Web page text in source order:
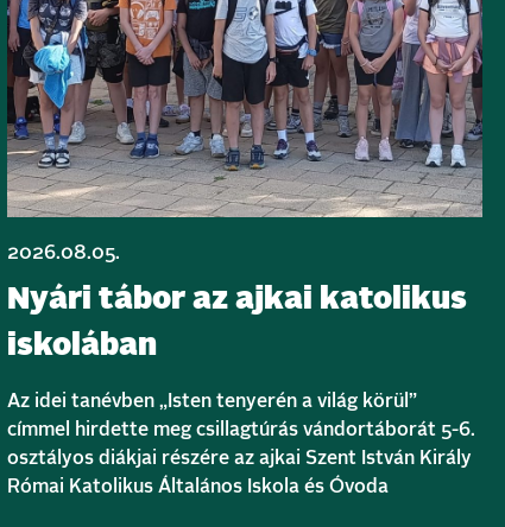
2026.08.05.
Nyári tábor az ajkai katolikus
iskolában
Az idei tanévben „Isten tenyerén a világ körül”
címmel hirdette meg csillagtúrás vándortáborát 5-6.
osztályos diákjai részére az ajkai Szent István Király
Római Katolikus Általános Iskola és Óvoda